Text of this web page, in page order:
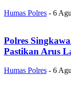
Humas Polres - 6
Polres
Pastikan Arus
Humas Polres - 6